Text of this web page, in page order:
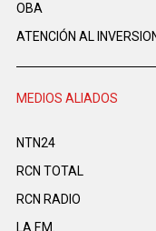
OBA
ATENCIÓN AL
MEDIOS ALIADOS
NTN24
RCN TOTAL
RCN RADIO
LA F.M.